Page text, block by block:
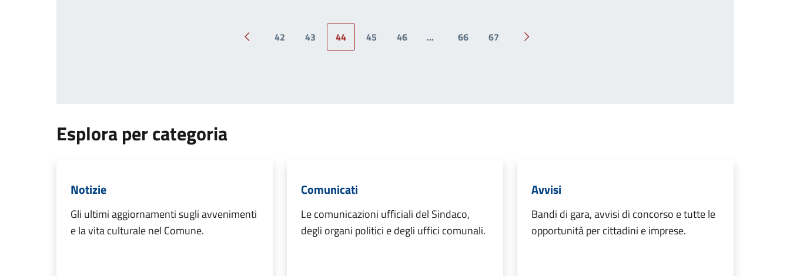
Pagina precedente
42 43 44 45 46 ... 66 67
Pagina successiva
Esplora per categoria
Notizie
Gli ultimi aggiornamenti sugli avvenimenti
e la vita culturale nel Comune.
Comunicati
Le comunicazioni ufficiali del Sindaco,
degli organi politici e degli uffici comunali.
Avvisi
Bandi di gara, avvisi di concorso e tutte le
opportunità per cittadini e imprese.